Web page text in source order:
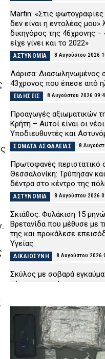
Marfin: «Στις φωτογραφίες
δεν είναι η εντολέας μου»
δικηγόρος της 46χρονης –
είχε γίνει και το 2022»
ΑΣΤΥΝΟΜΙΑ 8 Αυγούστου 2026
Λάρισα: Διασωληνωμένος
43χρονος που έπεσε από
ΕΙΔΗΣΕΙΣ 8 Αυγούστου 2026
Προαγωγές αξιωματικών
Κρήτη – Αυτοί είναι οι
Υποδιευθυντές και
ΣΩΜΑΤΑ ΑΣΦΑΛΕΙΑΣ 8
Πρωτοφανές περιστατικό
Θεσσαλονίκη: Τρύπησαν
δέντρα στο κέντρο της
ΑΣΤΥΝΟΜΙΑ 8 Αυγούστου 2026
Σκιάθος: Φυλάκιση 15
Βρετανίδα που μέθυσε με
της και προκάλεσε
Υγείας
ΔΙΚΑΙΟΣΥΝΗ 8 Αυγούστου 2026
Σκύλος με σοβαρά
μόνος στο σπίτι που τον
ΕΙΔΗΣΕΙΣ 8 Αυγούστου 2026
Γυναίκα έπεσε θύμα
στην Εύβοια – Έδωσε
τρακτέρ που δεν